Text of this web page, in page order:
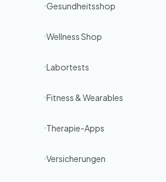
Gesundheitsshop
Wellness Shop
Labortests
Fitness & Wearables
Therapie-Apps
Versicherungen